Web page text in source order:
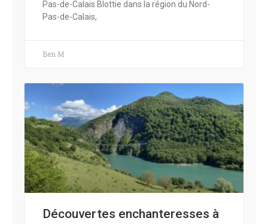
Pas-de-Calais Blottie dans la région du Nord-
Pas-de-Calais,
Ben M
Découvertes enchanteresses à